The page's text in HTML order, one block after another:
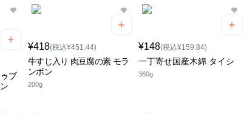
ブ
¥418(税込¥451.44)
牛すじ入り 肉豆腐の素 モラ
ンボン
200g
¥148(税込¥159.84)
一丁寄せ国産木綿 タイシ
360g